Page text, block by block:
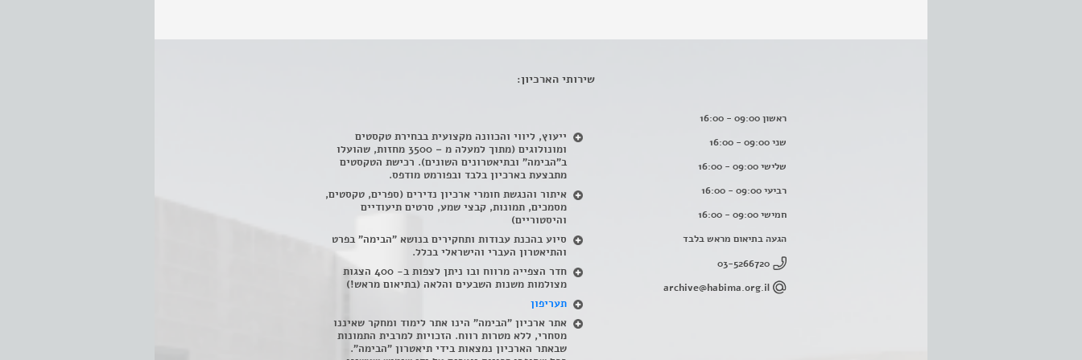
ראשון 09:00 - 16:00
שני 09:00 - 16:00
שלישי 09:00 - 16:00
רביעי 09:00 - 16:00
חמישי 09:00 - 16:00
הגעה בתיאום מראש בלבד
03-5266720
archive@habima.org.il
שירותי הארכיון:
ייעוץ, ליווי והכוונה מקצועית בבחירת טקסטים
ומונולוגים (מתוך למעלה מ – 3500 מחזות, שהועלו
ב"הבימה" ובתיאטרונים השונים). רכישת הטקסטים
מתבצעת בארכיון בלבד ובפורמט מודפס.
איתור והנגשת חומרי ארכיון נדירים (ספרים, טקסטים,
מסמכים, תמונות, קבצי שמע, סרטים תיעודיים
והיסטוריים)
סיוע בהכנת עבודות ותחקירים בנושא "הבימה" בפרט
והתיאטרון העברי והישראלי בכלל.
חדר הצפייה מרווח ובו ניתן לצפות ב- 400 הצגות
מצולמות משנות השבעים והלאה (בתיאום מראש!)
תעריפון
אתר ארכיון "הבימה" הינו אתר לימוד ומחקר שאיננו
מסחרי, ללא מטרות רווח. הזכויות למרבית התמונות
שבאתר הארכיון נמצאות בידי תיאטרון "הבימה".